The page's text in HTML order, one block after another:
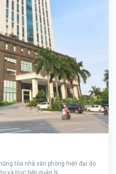
tòa nhà văn phòng hiện đại do